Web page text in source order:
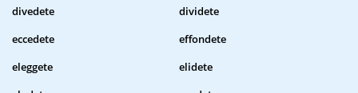
divedete
dividete
eccedete
effondete
eleggete
elidete